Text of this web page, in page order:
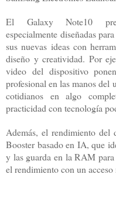
El Galaxy Note10
especialmente diseñadas
sus nuevas ideas con
diseño y creatividad. Por
video del dispositivo
profesional en las manos
cotidianos en algo
practicidad con tecnología
Además, el rendimiento
Booster basado en IA, que
y las guarda en la RAM
el rendimiento con un acceso